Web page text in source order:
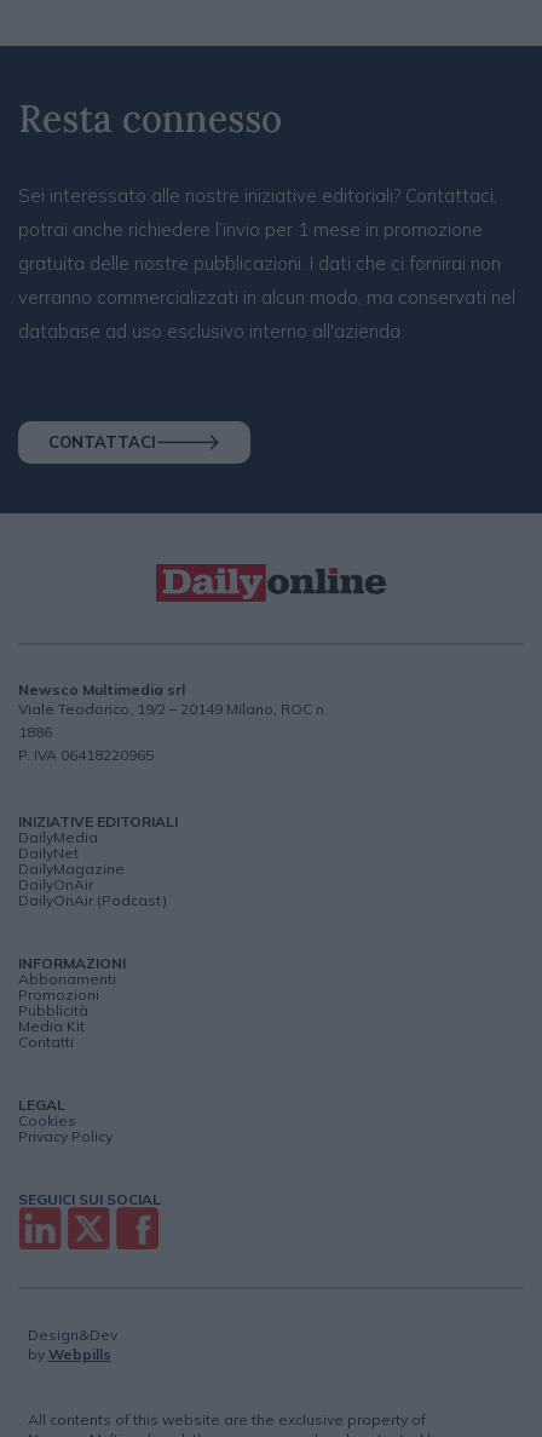
Resta connesso
Sei interessato alle nostre iniziative editoriali? Contattaci,
potrai anche richiedere l’invio per 1 mese in promozione
gratuita delle nostre pubblicazioni. I dati che ci fornirai non
verranno commercializzati in alcun modo, ma conservati nel
database ad uso esclusivo interno all'azienda.
CONTATTACI
Newsco Multimedia srl
Viale Teodorico, 19/2 – 20149 Milano, ROC n.
1886
P. IVA 06418220965
INIZIATIVE EDITORIALI
DailyMedia
DailyNet
DailyMagazine
DailyOnAir
DailyOnAir (Podcast)
INFORMAZIONI
Abbonamenti
Promozioni
Pubblicità
Media Kit
Contatti
LEGAL
Cookies
Privacy Policy
SEGUICI SUI SOCIAL
Design&Dev
by Webpills
All contents of this website are the exclusive property of